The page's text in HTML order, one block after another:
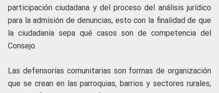
participación ciudadana y del proceso del análisis jurídico
para la admisión de denuncias, esto con la finalidad de que
la ciudadanía sepa qué casos son de competencia del
Consejo.
Las defensorías comunitarias son formas de organización
que se crean en las parroquias, barrios y sectores rurales,